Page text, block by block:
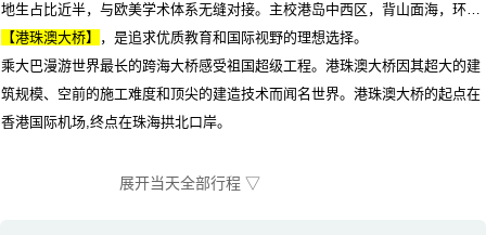
地生占比近半，与欧美学术体系无缝对接。主校港岛中西区，背山面海，环境
优美，设施先进，是追求优质教育和国际视野的理想选择。
【港珠澳大桥】
乘大巴漫游世界最长的跨海大桥感受祖国超级工程。港珠澳大桥因其超大的建
筑规模、空前的施工难度和顶尖的建造技术而闻名世界。港珠澳大桥的起点在
香港国际机场,终点在珠海拱北口岸。
展开当天全部行程 ▽